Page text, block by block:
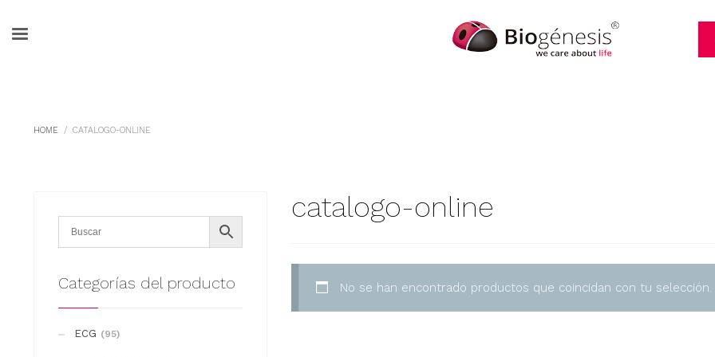
HOME CATALOGO-ONLINE
catalogo-online
No se han encontrado productos que coincidan con tu selección.
Categorías del producto
ECG (95)